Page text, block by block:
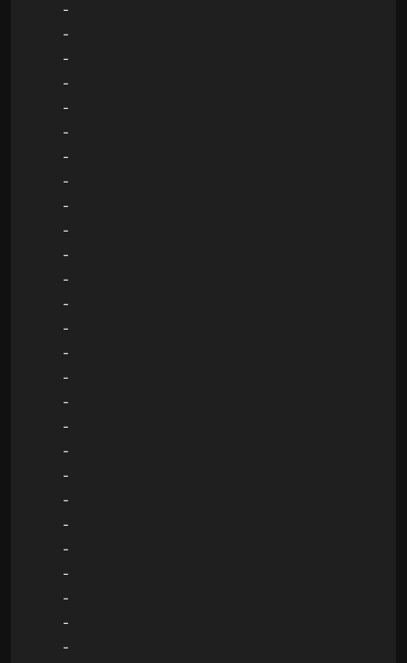
-
-
-
-
-
-
-
-
-
-
-
-
-
-
-
-
-
-
-
-
-
-
-
-
-
-
-